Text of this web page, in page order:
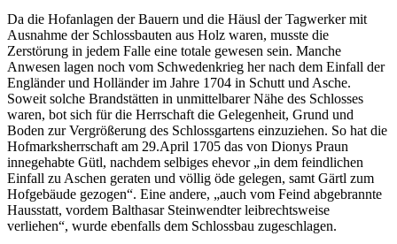
Da die Hofanlagen der Bauern und die Häusl der Tagwerker mit
Ausnahme der Schlossbauten aus Holz waren, musste die
Zerstörung in jedem Falle eine totale gewesen sein. Manche
Anwesen lagen noch vom Schwedenkrieg her nach dem Einfall der
Engländer und Holländer im Jahre 1704 in Schutt und Asche.
Soweit solche Brandstätten in unmittelbarer Nähe des Schlosses
waren, bot sich für die Herrschaft die Gelegenheit, Grund und
Boden zur Vergrößerung des Schlossgartens einzuziehen. So hat die
Hofmarksherrschaft am 29.April 1705 das von Dionys Praun
innegehabte Gütl, nachdem selbiges ehevor „in dem feindlichen
Einfall zu Aschen geraten und völlig öde gelegen, samt Gärtl zum
Hofgebäude gezogen“. Eine andere, „auch vom Feind abgebrannte
Hausstatt, vordem Balthasar Steinwendter leibrechtsweise
verliehen“, wurde ebenfalls dem Schlossbau zugeschlagen.